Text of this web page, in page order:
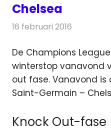
Chelsea
16 februari 2016
De Champions
winterstop vanavond
out fase. Vanavond is
Saint-Germain –
Knock Out-fase